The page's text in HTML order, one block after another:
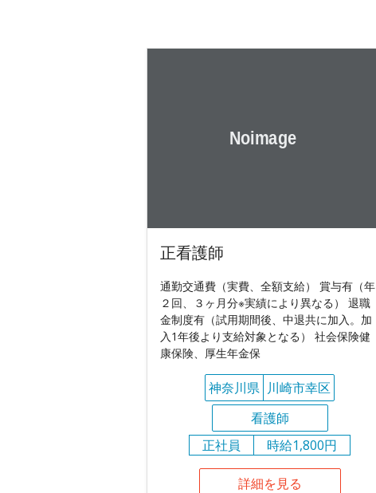
正看護師
通勤交通費（実費、全額支給） 賞与有（年
２回、３ヶ月分※実績により異なる） 退職
金制度有（試用期間後、中退共に加入。加
入1年後より支給対象となる） 社会保険健
康保険、厚生年金保
神奈川県 川崎市幸区
看護師
正社員
時給1,800円
詳細を見る